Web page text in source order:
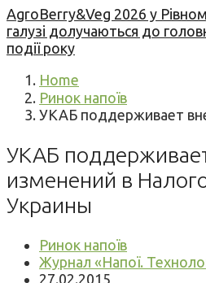
AgroBerry&Veg 2026 у
галузі долучаються до
події року
Home
Ринок напоїв
УКАБ поддерживает
УКАБ
изменений в
Украины
Ринок напоїв
Журнал «Напої.
27.02.2015